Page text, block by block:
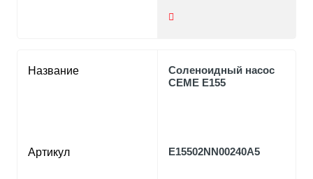
Название
Артикул
Cоленоидный насос
CEME E155
E15502NN00240A5